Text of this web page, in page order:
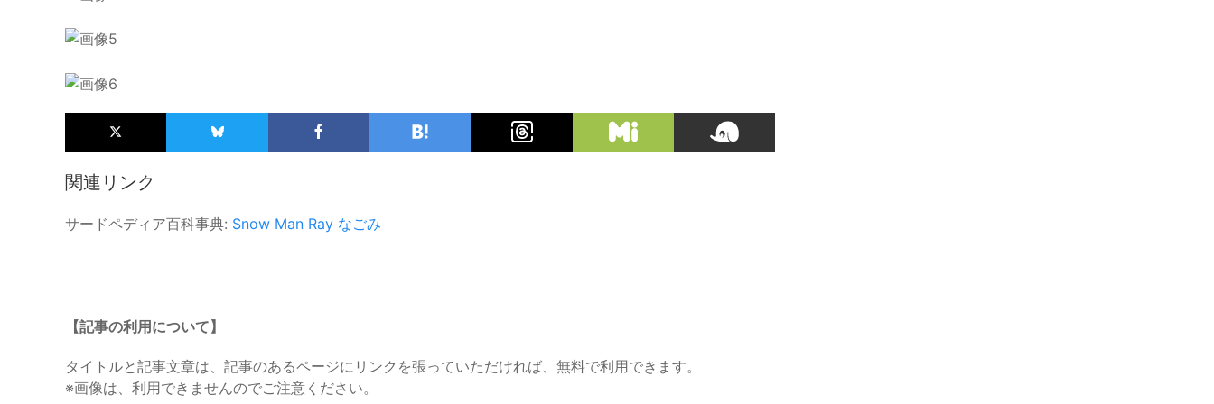
関連リンク
サードペディア百科事典: Snow Man Ray なごみ
【記事の利用について】
タイトルと記事文章は、記事のあるページにリンクを張っていただければ、無料で利用できます。
※画像は、利用できませんのでご注意ください。